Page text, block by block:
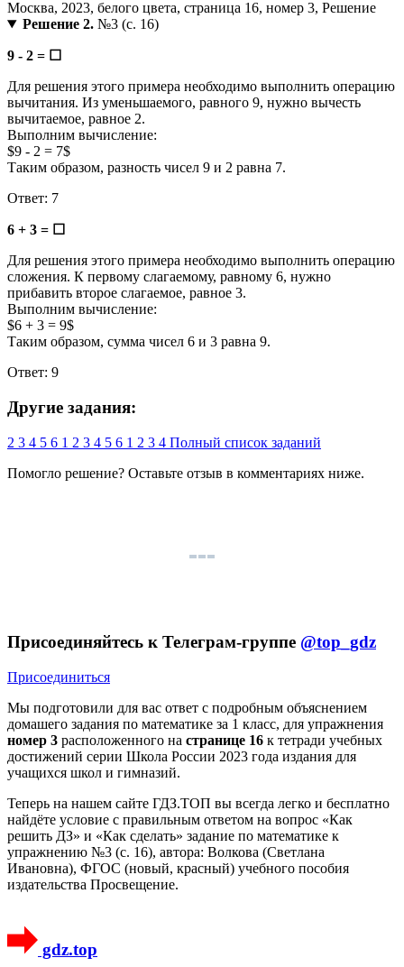
Решение 2.№3 (с. 16)
9 - 2 = ☐
Для решения этого примера необходимо выполнить операцию
вычитания. Из уменьшаемого, равного 9, нужно вычесть
вычитаемое, равное 2.
Выполним вычисление:
$9 - 2 = 7$
Таким образом, разность чисел 9 и 2 равна 7.
Ответ: 7
6 + 3 = ☐
Для решения этого примера необходимо выполнить операцию
сложения. К первому слагаемому, равному 6, нужно
прибавить второе слагаемое, равное 3.
Выполним вычисление:
$6 + 3 = 9$
Таким образом, сумма чисел 6 и 3 равна 9.
Ответ: 9
Другие задания:
2 3 4 5 6 1 2 3 4 5 6 1 2 3 4 Полный список заданий
Помогло решение? Оставьте отзыв в комментариях ниже.
Присоединяйтесь к Телеграм-группе @top_gdz
Присоединиться
Мы подготовили для вас ответ c подробным объяснением
домашего задания по математике за 1 класс, для упражнения
номер 3 расположенного на странице 16 к тетради учебных
достижений серии Школа России 2023 года издания для
учащихся школ и гимназий.
Теперь на нашем сайте ГДЗ.ТОП вы всегда легко и бесплатно
найдёте условие с правильным ответом на вопрос «Как
решить ДЗ» и «Как сделать» задание по математике к
упражнению №3 (с. 16), автора: Волкова (Светлана
Ивановна), ФГОС (новый, красный) учебного пособия
издательства Просвещение.
gdz.top